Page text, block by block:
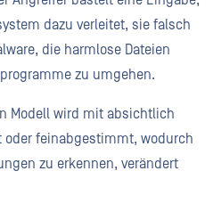
dazu verleitet, sie falsch
die harmlose Dateien
zu umgehen.
Modell wird mit absichtlich
oder feinabgestimmt, wodurch
zu erkennen, verändert